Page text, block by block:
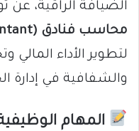
الضيافة الراقية، عن
محاسب فنادق (Hotel Accountant)
لتطوير الأداء
والشفافية في إدارة
المهام